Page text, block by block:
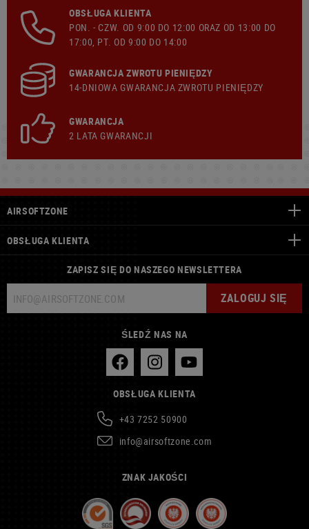
OBSŁUGA KLIENTA
PON. - CZW. OD 9:00 DO 12:00 ORAZ OD 13:00 DO
17:00, PT. OD 9:00 DO 14:00
GWARANCJA ZWROTU PIENIĘDZY
14-DNIOWA GWARANCJA ZWROTU PIENIĘDZY
GWARANCJA
2 LATA GWARANCJI
AIRSOFTZONE
OBSŁUGA KLIENTA
ZAPISZ SIĘ DO NASZEGO NEWSLETTERA
ZALOGUJ SIĘ
ŚLEDŹ NAS NA
OBSŁUGA KLIENTA
+43 7252 50900
info@airsoftzone.com
ZNAK JAKOŚCI